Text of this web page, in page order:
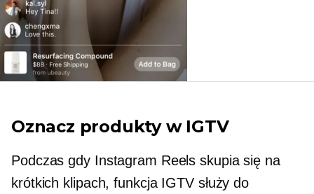
Oznacz produkty w IGTV
Podczas gdy Instagram Reels skupia się na
krótkich klipach, funkcja IGTV służy do